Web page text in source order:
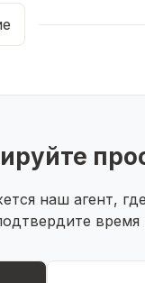
для
постоянного
Звоните прямо
наш агент,
время